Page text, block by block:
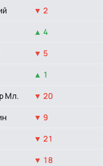
▼ 2
▲ 4
▼ 5
▲ 1
Мл.
▼ 20
▼ 9
▼ 21
▼ 18